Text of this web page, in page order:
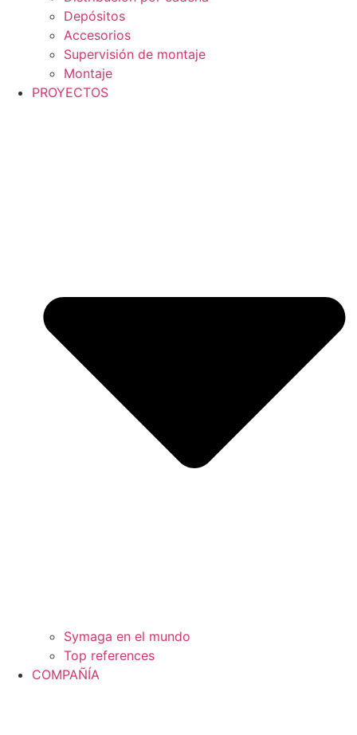
Depósitos
Accesorios
Supervisión de montaje
Montaje
PROYECTOS
Symaga en el mundo
Top references
COMPAÑÍA